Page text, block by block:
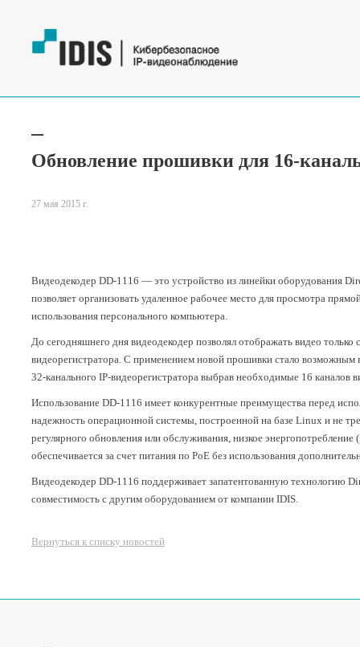
Обновление прошивки для 16-
27 мая 2015 г.
Видеодекодер DD-1116 — это устройство из линейки оборудования
позволяет организовать удаленное рабочее место для просмотра
использования персонального компьютера.
До сегодняшнего дня видеодекодер позволял отображать видео только
видеорегистратора. С применением новой прошивки стало возможным
32-канального IP-видеорегистратора выбрав необходимые 16 каналов
Использование DD-1116 имеет конкурентные преимущества перед
надежность операционной системы, построенной на базе Linux и не
регулярного обновления или обслуживания, низкое энергопотребление
обеспечивается за счет питания по PoE без использования
Видеодекодер DD-1116 поддерживает запатентованную технологию
совместимость с другим оборудованием от компании IDIS.
Вернуться к списку новостей